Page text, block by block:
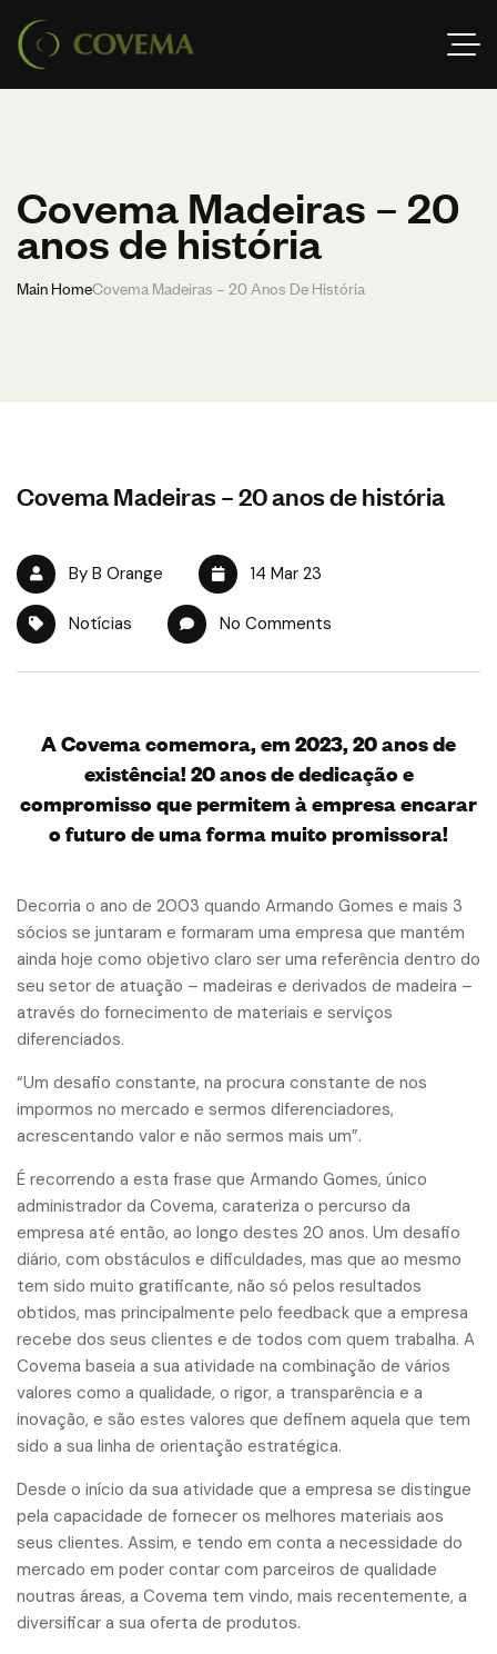
Covema Madeiras – 20
anos de história
Main HomeCovema Madeiras – 20 Anos De História
Covema Madeiras – 20 anos de história
By B Orange 14 Mar 23
Notícias No Comments
A Covema comemora, em 2023, 20 anos de
existência! 20 anos de dedicação e
compromisso que permitem à empresa encarar
o futuro de uma forma muito promissora!
Decorria o ano de 2003 quando Armando Gomes e mais 3
sócios se juntaram e formaram uma empresa que mantém
ainda hoje como objetivo claro ser uma referência dentro do
seu setor de atuação – madeiras e derivados de madeira –
através do fornecimento de materiais e serviços
diferenciados.
“Um desafio constante, na procura constante de nos
impormos no mercado e sermos diferenciadores,
acrescentando valor e não sermos mais um”.
É recorrendo a esta frase que Armando Gomes, único
administrador da Covema, carateriza o percurso da
empresa até então, ao longo destes 20 anos. Um desafio
diário, com obstáculos e dificuldades, mas que ao mesmo
tem sido muito gratificante, não só pelos resultados
obtidos, mas principalmente pelo feedback que a empresa
recebe dos seus clientes e de todos com quem trabalha. A
Covema baseia a sua atividade na combinação de vários
valores como a qualidade, o rigor, a transparência e a
inovação, e são estes valores que definem aquela que tem
sido a sua linha de orientação estratégica.
Desde o início da sua atividade que a empresa se distingue
pela capacidade de fornecer os melhores materiais aos
seus clientes. Assim, e tendo em conta a necessidade do
mercado em poder contar com parceiros de qualidade
noutras áreas, a Covema tem vindo, mais recentemente, a
diversificar a sua oferta de produtos.